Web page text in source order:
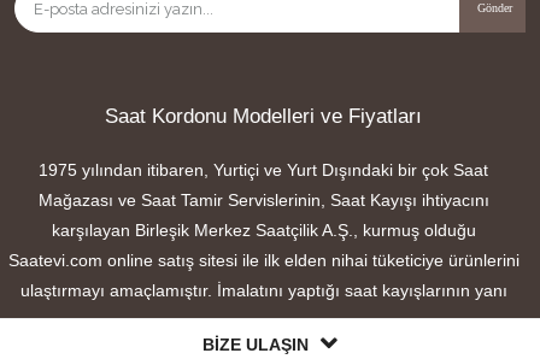
Mağazası ve Saat Tamir Servislerinin, Saat Kayışı ihtiyacını
sıra, birçok saat markasına uyumlu ithal saat kayışlarını pazarlama
faaliyeti gösteren firmamız, iç ve dış piyasalarda önemli bir yere
sahiptir. Kalite ve Fiyat dengesi politikamıza ek olarak, gerek satış
öncesi ve gerekse satış sonrası müşteri memnuniyeti anlayışımız
“Cobra” ve “Bando” isimlerini saat kordonu kategorisinde aranan
markalar haline getirmiştir. Çeşitli malzemelerden üretilmiş geniş
sunar, iyi alışverişler dileriz. Saatevi.com da Mevcut Olan Ürünler..
ÜYELİK
MÜŞTERİ HİZMETLERİ
BİLGİLER
SOSYAL MEDYA